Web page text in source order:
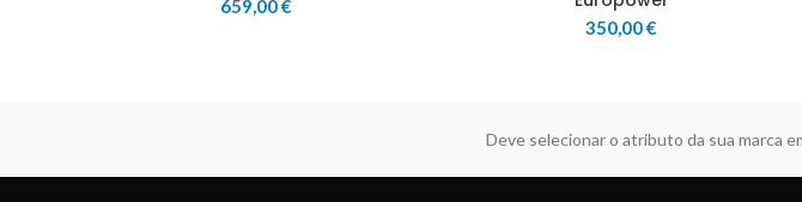
659,00€
350,00€
Deve selecionar o atributo da sua marca